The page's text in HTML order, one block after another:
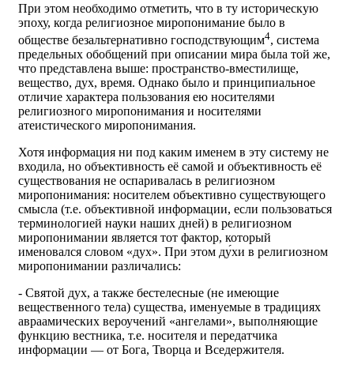
При этом необходимо отметить, что в ту историческую
эпоху, когда религиозное миропонимание было в
обществе безальтернативно господствующим4, система
предельных обобщений при описании мира была той же,
что представлена выше: пространство-вместилище,
вещество, дух, время. Однако было и принципиальное
отличие характера пользования ею носителями
религиозного миропонимания и носителями
атеистического миропонимания.
Хотя информация ни под каким именем в эту систему не
входила, но объективность её самой и объективность её
существования не оспаривалась в религиозном
миропонимания: носителем объективно существующего
смысла (т.е. объективной информации, если пользоваться
терминологией науки наших дней) в религиозном
миропонимании является тот фактор, который
именовался словом «дух». При этом ду́хи в религиозном
миропонимании различались:
- Святой дух, а также бестелесные (не имеющие
вещественного тела) существа, именуемые в традициях
авраамических вероучений «ангелами», выполняющие
функцию вестника, т.е. носителя и передатчика
информации — от Бога, Творца и Вседержителя.